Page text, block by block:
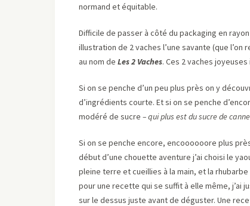
normand et équitable.
Difficile de passer à côté du packaging en
illustration de 2 vaches l’une savante (que
au nom de Les 2 Vaches. Ces 2 vaches
Si on se penche d’un peu plus près on y
d’ingrédients courte. Et si on se penche
modéré de sucre – qui plus est du sucre de
Si on se penche encore, encoooooore plus
début d’une chouette aventure j’ai choisi le
pleine terre et cueillies à la main, et la
pour une recette qui se suffit à elle même, j’ai
sur le dessus juste avant de déguster. Une